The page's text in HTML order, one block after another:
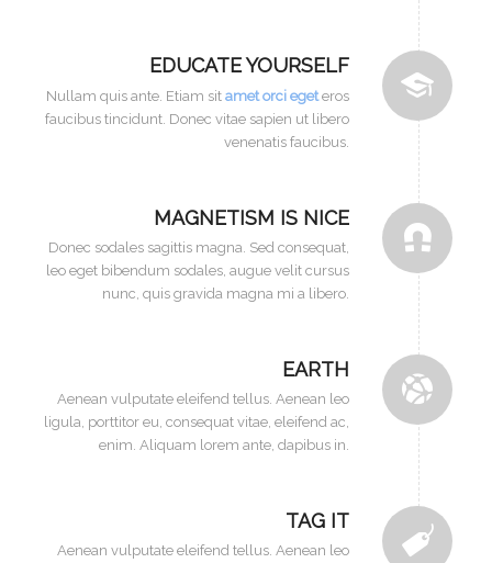
EDUCATE YOURSELF
Nullam quis ante. Etiam sitamet orci egeteros
faucibus tincidunt. Donec vitae sapien ut libero
venenatis faucibus.
MAGNETISM IS NICE
Donec sodales sagittis magna. Sed consequat,
leo eget bibendum sodales, augue velit cursus
nunc, quis gravida magna mi a libero.
EARTH
Aenean vulputate eleifend tellus. Aenean leo
ligula, porttitor eu, consequat vitae, eleifend ac,
enim. Aliquam lorem ante, dapibus in.
TAG IT
Aenean vulputate eleifend tellus. Aenean leo